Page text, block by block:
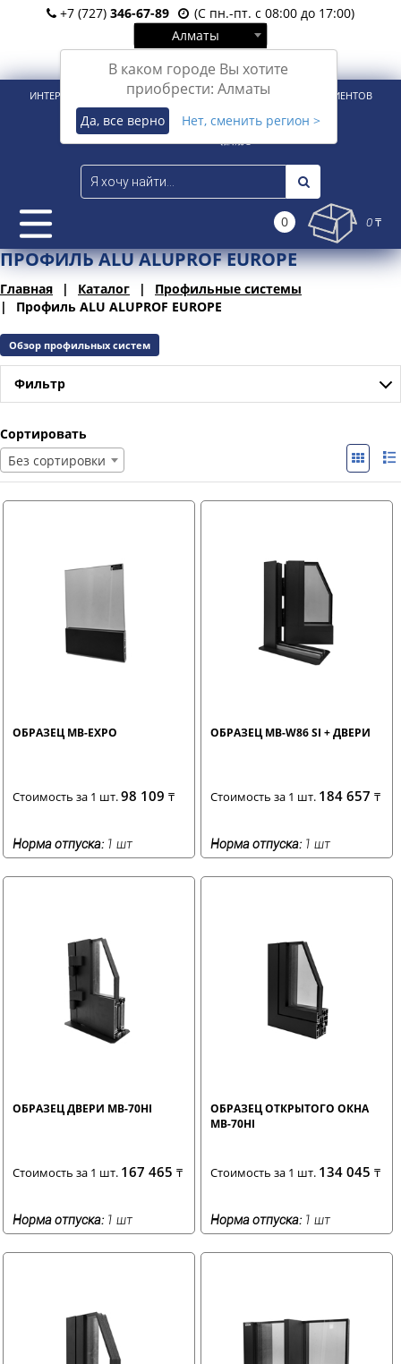
+7 (727) 346-67-89
(С пн.-пт. с 08:00 до 17:00)
Алматы
В каком городе Вы хотите
приобрести: Алматы
Да, все верно Нет, сменить регион >
Вход Регистрация
ИНТЕРНЕТ-МАГАЗИН ДЛЯ РОЗНИЧНЫХ И КОРПОРАТИВНЫХ КЛИЕНТОВ
0 0 ₸
ПРОФИЛЬ ALU ALUPROF EUROPE
Главная Каталог
Профильные системы
Профиль ALU ALUPROF EUROPE
Обзор профильных систем
Фильтр
Сортировать
Без сортировки
ОБРАЗЕЦ MB-EXPO
Стоимость за 1 шт.98 109 ₸
Норма отпуска: 1 шт
ОБРАЗЕЦ MB-W86 SI + ДВЕРИ
Стоимость за 1 шт. 184 657₸
Норма отпуска: 1 шт
ОБРАЗЕЦ ДВЕРИ MB-70HI
Стоимость за 1 шт. 167 465 ₸
Норма отпуска: 1 шт
ОБРАЗЕЦ ОТКРЫТОГО ОКНА
MB-70HI
Стоимость за 1 шт. 134 045₸
Норма отпуска: 1 шт